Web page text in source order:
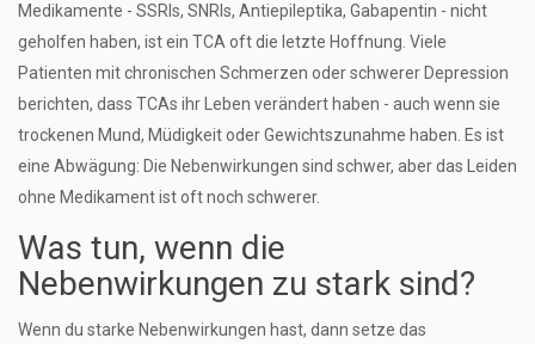
Medikamente - SSRIs, SNRIs, Antiepileptika, Gabapentin - nicht
geholfen haben, ist ein TCA oft die letzte Hoffnung. Viele
Patienten mit chronischen Schmerzen oder schwerer Depression
berichten, dass TCAs ihr Leben verändert haben - auch wenn sie
trockenen Mund, Müdigkeit oder Gewichtszunahme haben. Es ist
eine Abwägung: Die Nebenwirkungen sind schwer, aber das Leiden
ohne Medikament ist oft noch schwerer.
Was tun, wenn die
Nebenwirkungen zu stark sind?
Wenn du starke Nebenwirkungen hast, dann setze das